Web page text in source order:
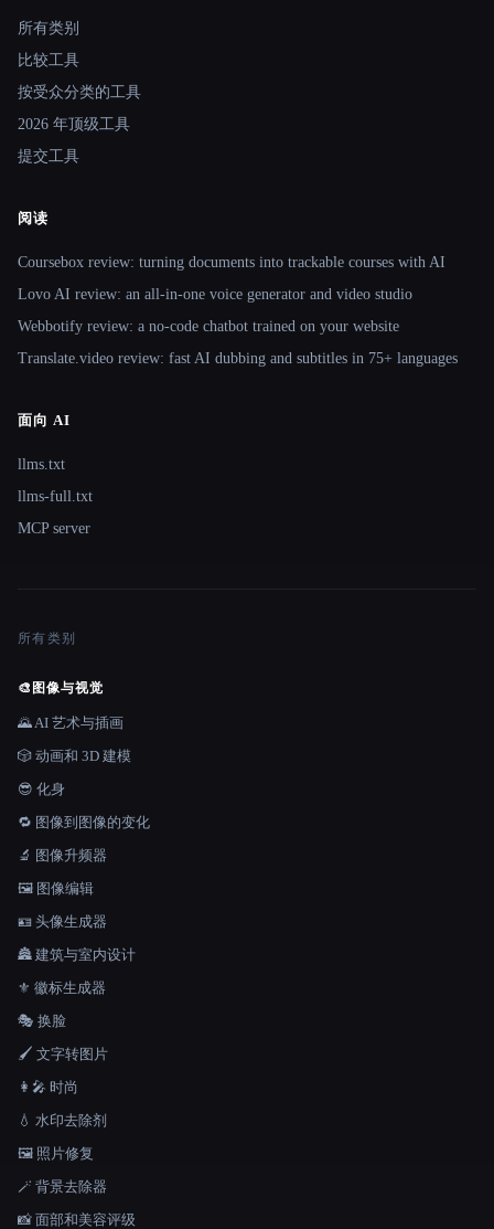
所有类别
比较工具
按受众分类的工具
2026 年顶级工具
提交工具
阅读
Coursebox review: turning documents into trackable courses with AI
Lovo AI review: an all-in-one voice generator and video studio
Webbotify review: a no-code chatbot trained on your website
Translate.video review: fast AI dubbing and subtitles in 75+ languages
面向 AI
llms.txt
llms-full.txt
MCP server
所有类别
🎨 图像与视觉
🌄 AI 艺术与插画
🎲 动画和 3D 建模
😎 化身
🔁 图像到图像的变化
🔬 图像升频器
🖼️ 图像编辑
🪪 头像生成器
🏯 建筑与室内设计
⚜️ 徽标生成器
🎭 换脸
🖌️ 文字转图片
👩‍🎤 时尚
💧 水印去除剂
🖼️ 照片修复
🪄 背景去除器
📸 面部和美容评级